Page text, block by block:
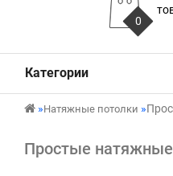
0
Категории
Натяжные потолки
Простые